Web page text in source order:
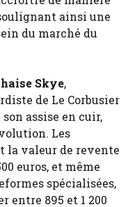
ainsi une
du marché du
Skye,
de Le Corbusier
assise en cuir,
Les
la valeur de revente
euros, et même
spécialisées,
entre 895 et 1 200